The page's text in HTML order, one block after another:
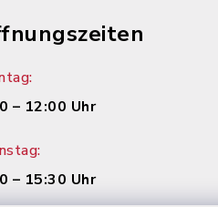
– 12:00 Uhr
– 15:30 Uhr